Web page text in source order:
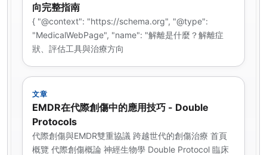
向完整指南
{ "@context": "https://schema.org", "@type":
"MedicalWebPage", "name": "解離是什麼？解離症
狀、評估工具與治療方向
文章
EMDR在代際創傷中的應用技巧 - Double
Protocols
代際創傷與EMDR雙重協議 跨越世代的創傷治療 首頁
概覽 代際創傷概論 神經生物學 Double Protocol 臨床